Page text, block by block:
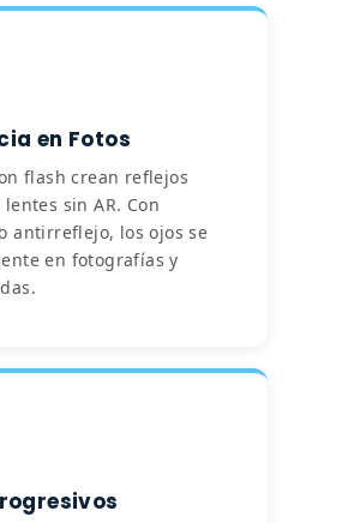
en Fotos
flash crean reflejos
sin AR. Con
antirreflejo, los ojos se
en fotografías y